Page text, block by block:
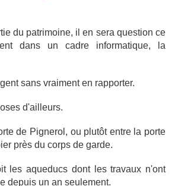
du patrimoine, il en sera question ce
dans un cadre informatique, la
sans vraiment en rapporter.
d'ailleurs.
de Pignerol, ou plutôt entre la porte
près du corps de garde.
les aqueducs dont les travaux n'ont
depuis un an seulement.